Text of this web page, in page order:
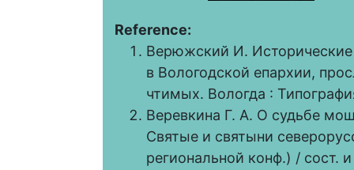
Reference:
Верюжский И. Исторические
в Вологодской епархии,
чтимых. Вологда :
Веревкина Г. А. О судьбе
Святые и святыни
региональной конф.) / сост.